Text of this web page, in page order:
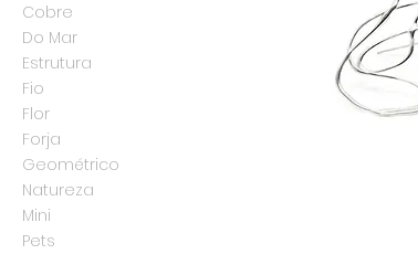
Cobre
Do Mar
Estrutura
Fio
Flor
Forja
Geométrico
Natureza
Mini
Pets